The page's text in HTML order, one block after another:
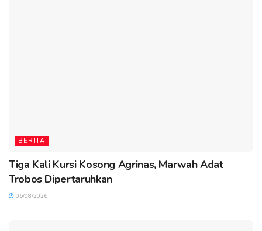
BERITA
Tiga Kali Kursi Kosong Agrinas, Marwah Adat
Trobos Dipertaruhkan
06/08/2026